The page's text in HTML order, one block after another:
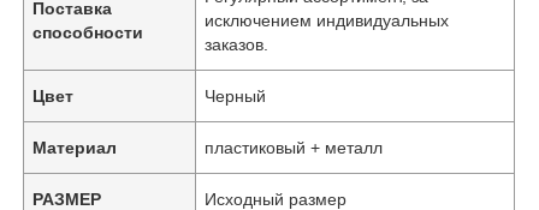
Поставка
способности
исключением индивидуальных
заказов.
Цвет Черный
Материал пластиковый + металл
РАЗМЕР Исходный размер